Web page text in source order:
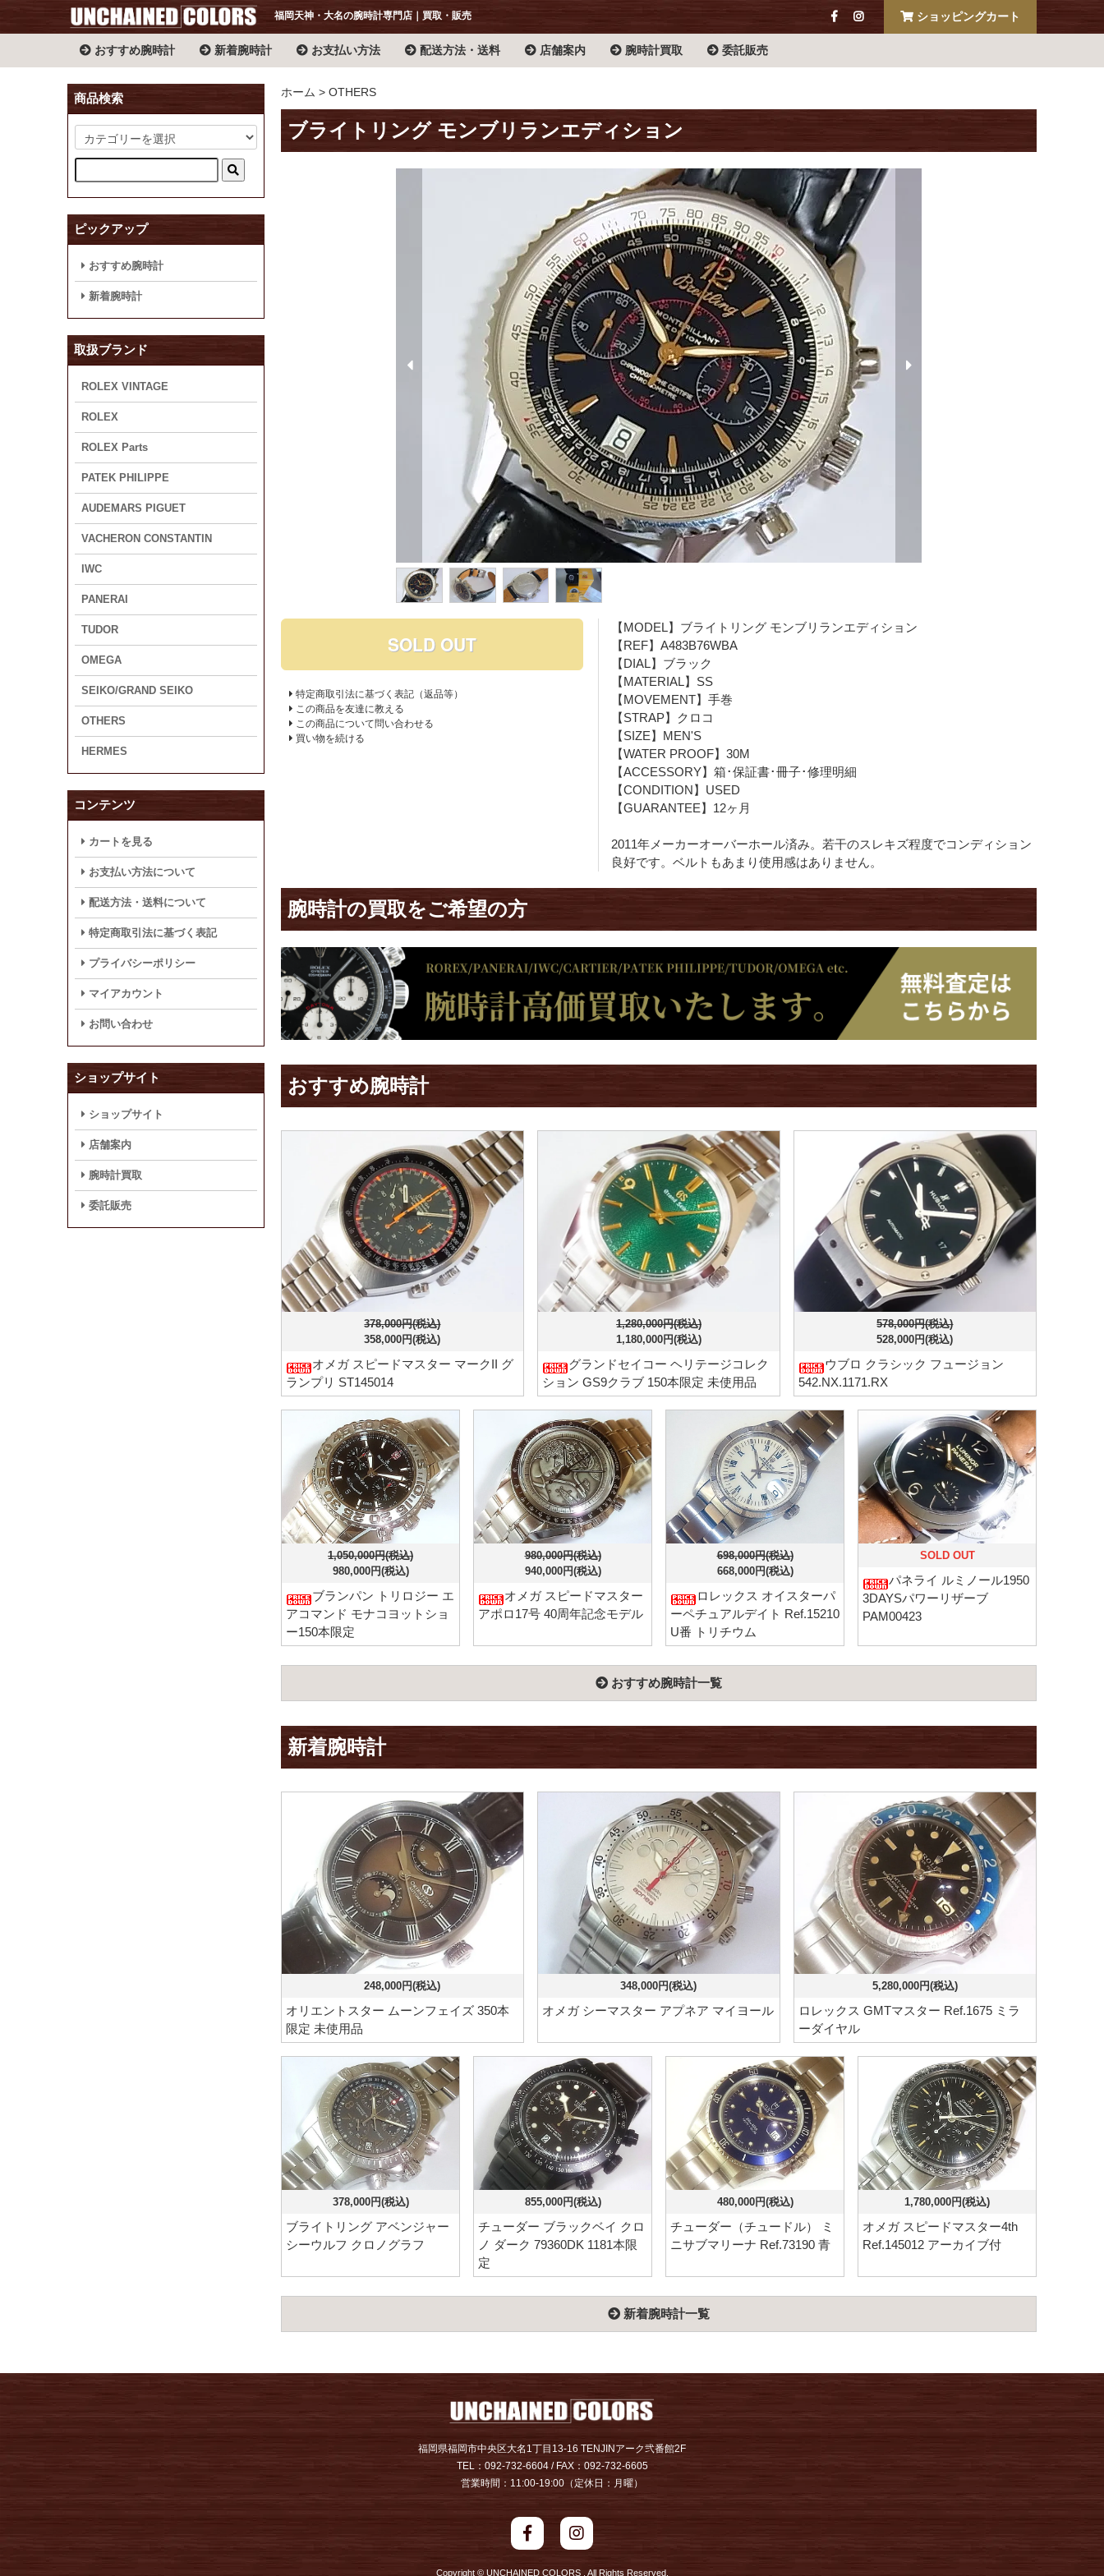
福岡天神・大名の腕時計専門店｜買取・販売 ショッピングカート
おすすめ腕時計 新着腕時計 お支払い方法 配送方法・送料 店舗案内 腕時計買取 委託販売
ホーム OTHERS
ブライトリング モンブリランエディション
【MODEL】ブライトリング モンブリランエディション
【REF】A483B76WBA
【DIAL】ブラック
【MATERIAL】SS
【MOVEMENT】手巻
【STRAP】クロコ
【SIZE】MEN'S
【WATER PROOF】30M
【ACCESSORY】箱･保証書･冊子･修理明細
【CONDITION】USED
【GUARANTEE】12ヶ月
2011年メーカーオーバーホール済み。若干のスレキズ程度でコンディション
良好です。ベルトもあまり使用感はありません。
SOLD OUT
特定商取引法に基づく表記（返品等）
この商品を友達に教える
この商品について問い合わせる
買い物を続ける
腕時計の買取をご希望の方
おすすめ腕時計
378,000円(税込)
358,000円(税込)
オメガ スピードマスター マークII グ
ランプリ ST145014
1,280,000円(税込)
1,180,000円(税込)
グランドセイコー ヘリテージコレク
ション GS9クラブ 150本限定 未使用品
578,000円(税込)
528,000円(税込)
ウブロ クラシック フュージョン
542.NX.1171.RX
1,050,000円(税込)
980,000円(税込)
ブランパン トリロジー エ
アコマンド モナコヨットショ
ー150本限定
980,000円(税込)
940,000円(税込)
オメガ スピードマスター
アポロ17号 40周年記念モデル
698,000円(税込)
668,000円(税込)
ロレックス オイスターパ
ーペチュアルデイト Ref.15210
U番 トリチウム
SOLD OUT
パネライ ルミノール1950
3DAYSパワーリザーブ
PAM00423
おすすめ腕時計一覧
新着腕時計
248,000円(税込)
オリエントスター ムーンフェイズ 350本
限定 未使用品
348,000円(税込)
オメガ シーマスター アプネア マイヨール
5,280,000円(税込)
ロレックス GMTマスター Ref.1675 ミラ
ーダイヤル
378,000円(税込)
ブライトリング アベンジャー
シーウルフ クロノグラフ
855,000円(税込)
チューダー ブラックベイ クロ
ノ ダーク 79360DK 1181本限
定
480,000円(税込)
チューダー（チュードル） ミ
ニサブマリーナ Ref.73190 青
1,780,000円(税込)
オメガ スピードマスター4th
Ref.145012 アーカイブ付
新着腕時計一覧
商品検索
ピックアップ
おすすめ腕時計
新着腕時計
取扱ブランド
ROLEX VINTAGE
ROLEX
ROLEX Parts
PATEK PHILIPPE
AUDEMARS PIGUET
VACHERON CONSTANTIN
IWC
PANERAI
TUDOR
OMEGA
SEIKO/GRAND SEIKO
OTHERS
HERMES
コンテンツ
カートを見る
お支払い方法について
配送方法・送料について
特定商取引法に基づく表記
プライバシーポリシー
マイアカウント
お問い合わせ
ショップサイト
ショップサイト
店舗案内
腕時計買取
委託販売
福岡県福岡市中央区大名1丁目13-16 TENJINアーク弐番館2F
TEL：092-732-6604 / FAX：092-732-6605
営業時間：11:00-19:00（定休日：月曜）
Copyright © UNCHAINED COLORS . All Rights Reserved.